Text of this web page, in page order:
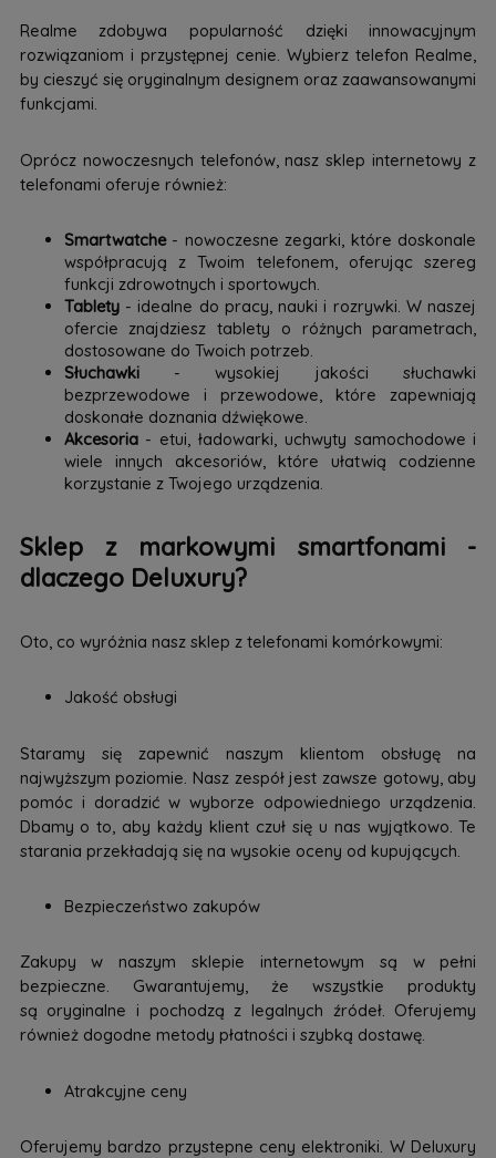
Realme zdobywa popularność dzięki innowacyjnym
rozwiązaniom i przystępnej cenie. Wybierz telefon Realme,
by cieszyć się oryginalnym designem oraz zaawansowanymi
funkcjami.
Oprócz nowoczesnych telefonów, nasz sklep internetowy z
telefonami oferuje również:
Smartwatche- nowoczesne zegarki, które doskonale
współpracują z Twoim telefonem, oferując szereg
funkcji zdrowotnych i sportowych.
Tablety- idealne do pracy, nauki i rozrywki. W naszej
ofercie znajdziesz tablety o różnych parametrach,
dostosowane do Twoich potrzeb.
Słuchawki- wysokiej jakości słuchawki
bezprzewodowe i przewodowe, które zapewniają
doskonałe doznania dźwiękowe.
Akcesoria- etui, ładowarki, uchwyty samochodowe i
wiele innych akcesoriów, które ułatwią codzienne
korzystanie z Twojego urządzenia.
Sklep z markowymi smartfonami -
dlaczego Deluxury?
Oto, co wyróżnia nasz sklep z telefonami komórkowymi:
Jakość obsługi
Staramy się zapewnić naszym klientom obsługę na
najwyższym poziomie. Nasz zespół jest zawsze gotowy, aby
pomóc i doradzić w wyborze odpowiedniego urządzenia.
Dbamy o to, aby każdy klient czuł się u nas wyjątkowo. Te
starania przekładają się na wysokie oceny od kupujących.
Bezpieczeństwo zakupów
Zakupy w naszym sklepie internetowym są w pełni
bezpieczne. Gwarantujemy, że wszystkie produkty
są oryginalne i pochodzą z legalnych źródeł. Oferujemy
również dogodne metody płatności i szybką dostawę.
Atrakcyjne ceny
Oferujemy bardzo przystepne ceny elektroniki. W Deluxury